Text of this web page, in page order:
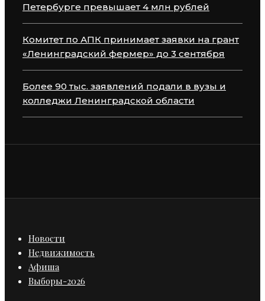
Петербурге превышает 4 млн рублей
Комитет по АПК принимает заявки на грант
«Ленинградский фермер» до 3 сентября
Более 90 тыс. заявлений подали в вузы и
колледжи Ленинградской области
Новости
Недвижимость
Афиша
Выборы-2026